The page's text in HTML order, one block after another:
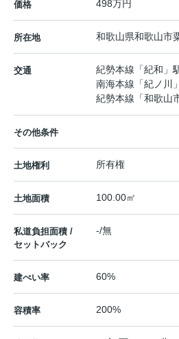
価格 498万円
所在地 和歌山県和歌山市
交通 紀勢本線 「紀和 」
南海本線 「紀ノ川
紀勢本線 「和歌山
その他条件
土地権利 所有権
土地面積 100.00㎡
私道負担面積 /
セットバック
-/無
建ぺい率 60%
容積率 200%